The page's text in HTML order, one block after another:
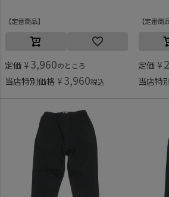
定番商品
定価 ¥ 3,960のところ
当店特別価格 ¥ 3,960税込
定番商
定価 ¥
当店特